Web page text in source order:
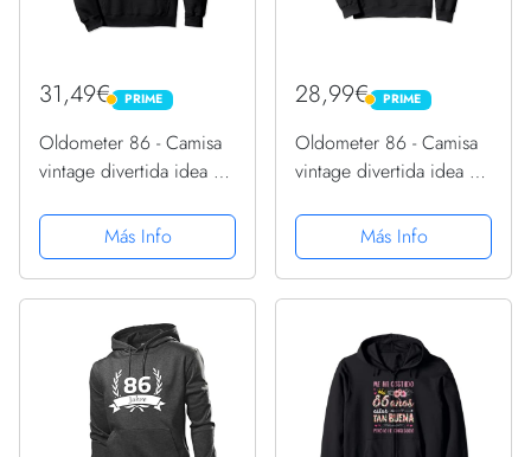
31,49€ PRIME
PRIME
Oldometer 86 - Camisa
vintage divertida idea de
86 Sudadera con
Capucha
Más Info
28,99€ PRIME
PRIME
Oldometer 86 - Camisa
vintage divertida idea de
86 SudaderaMás Info